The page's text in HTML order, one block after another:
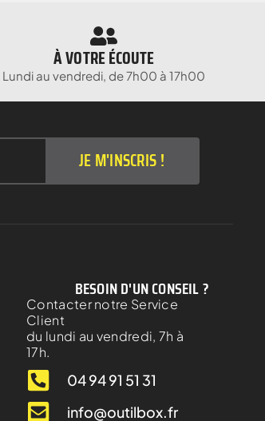
À VOTRE ÉCOUTE
Lundi au vendredi, de 7h00 à 17h00
JE M'INSCRIS !
BESOIN D'UN CONSEIL ?
Contacter notre Service
Client
du lundi au vendredi, 7h à
17h.
04 94 91 51 31
info@outilbox.fr